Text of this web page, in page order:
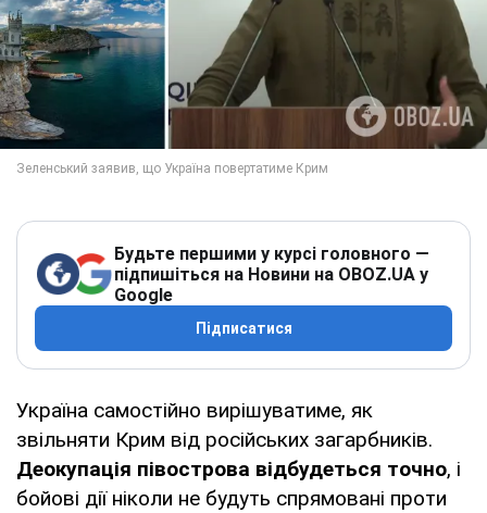
Будьте першими у курсі головного —
підпишіться на Новини на OBOZ.UA у
Google
Підписатися
Україна самостійно вирішуватиме, як
звільняти Крим від російських загарбників.
Деокупація півострова відбудеться точно, і
бойові дії ніколи не будуть спрямовані проти